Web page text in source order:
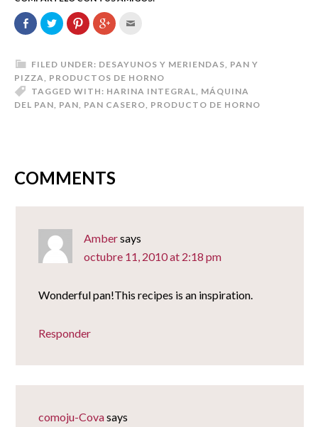
Comparte
en
Facebook
en
una
ventana
nueva)
Haz
clic
para
Twitter
(Se
abre
en
una
ventana
Haz
clic
para
Pinterest
(Se
abre
en
una
ventana
Haz
clic
Google+
(Se
abre
en
una
ventana
correo
electrónico
a
un
amigo
(Se
FILED UNDER: DESAYUNOS Y MERIENDAS PAN Y
PIZZA
PRODUCTOS DE HORNO
TAGGED WITH: HARINA INTEGRAL MÁQUINA
DEL PAN PAN PAN CASERO PRODUCTO DE HORNO
COMMENTS
Ambersays
octubre 11, 2010 at 2:18 pm
Wonderful pan!This recipes is an inspiration.
Responder
comoju-Covasays